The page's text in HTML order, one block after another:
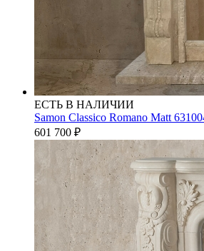
ЕСТЬ В НАЛИЧИИ
Samon Classico Romano Matt
601 700 ₽